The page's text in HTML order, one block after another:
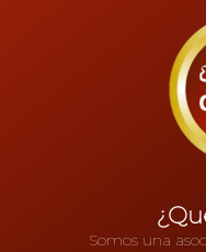
Somos una